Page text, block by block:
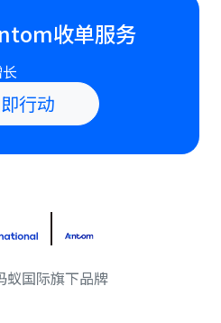
收单服务
行动
蚁国际旗下品牌